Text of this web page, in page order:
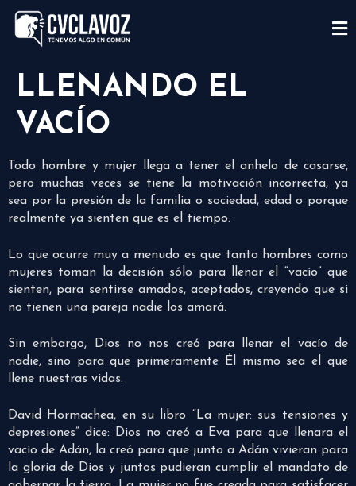
LLENANDO EL
VACÍO
Todo hombre y mujer llega a tener el anhelo de casarse,
pero muchas veces se tiene la motivación incorrecta, ya
sea por la presión de la familia o sociedad, edad o porque
realmente ya sienten que es el tiempo.
Lo que ocurre muy a menudo es que tanto hombres como
mujeres toman la decisión sólo para llenar el “vacío” que
sienten, para sentirse amados, aceptados, creyendo que si
no tienen una pareja nadie los amará.
Sin embargo, Dios no nos creó para llenar el vacío de
nadie, sino para que primeramente Él mismo sea el que
llene nuestras vidas.
David Hormachea, en su libro “La mujer: sus tensiones y
depresiones” dice: Dios no creó a Eva para que llenara el
vacío de Adán, la creó para que junto a Adán vivieran para
la gloria de Dios y juntos pudieran cumplir el mandato de